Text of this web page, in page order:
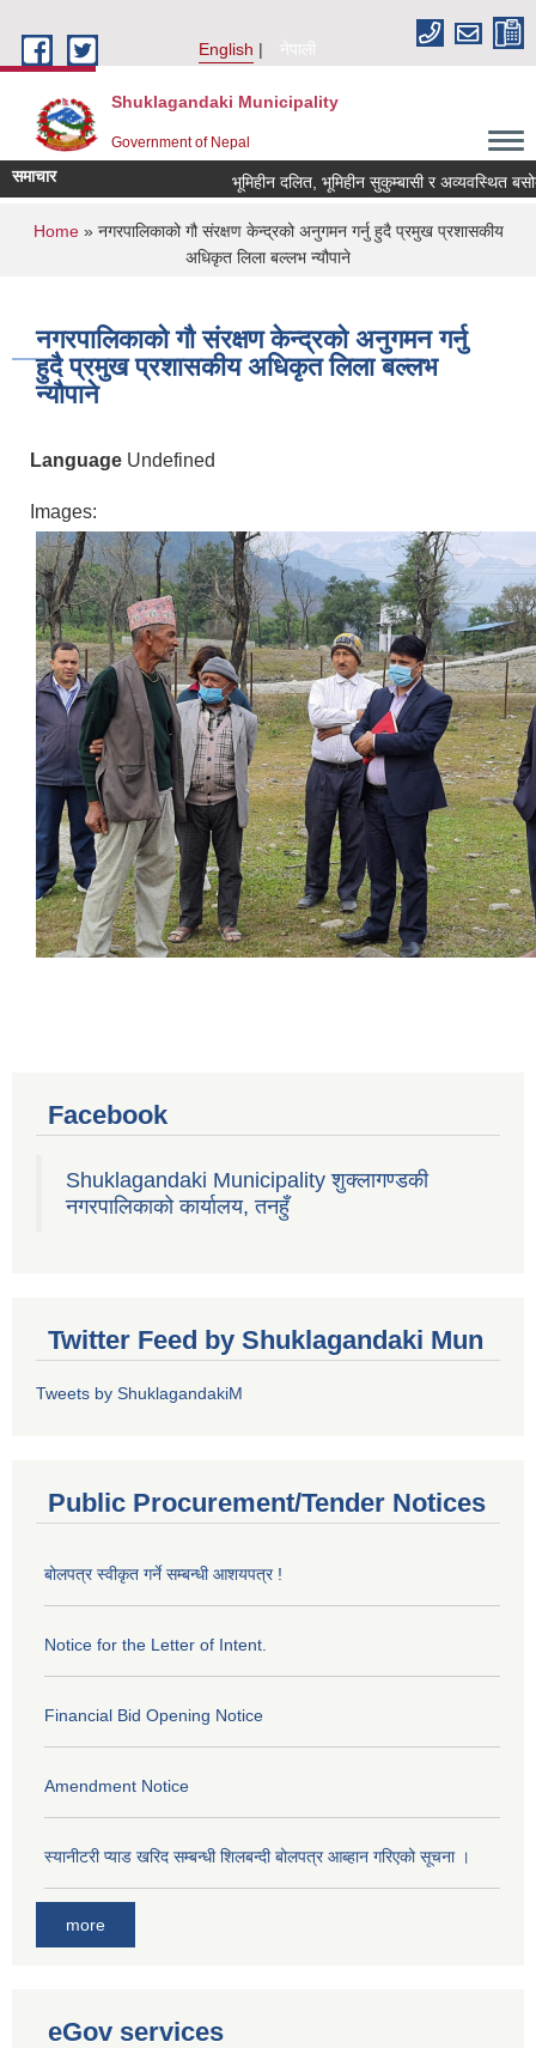
English
नेपाली
Shuklagandaki Municipality
Government of Nepal
समाचार भूमिहीन दलित, भूमिहीन सुकुम्बासी र अव्यवस्थित
You are here
Home» नगरपालिकाको गौ संरक्षण केन्द्रको अनुगमन गर्नु हुदै प्रमुख प्रशासकीय
अधिकृत लिला बल्लभ न्यौपाने
नगरपालिकाको गौ संरक्षण केन्द्रको अनुगमन गर्नु
हुदै प्रमुख प्रशासकीय अधिकृत लिला बल्लभ
न्यौपाने
Language Undefined
Images:
Facebook
Shuklagandaki Municipality शुक्लागण्डकी
नगरपालिकाको कार्यालय, तनहुँ
Twitter Feed by Shuklagandaki Mun
Tweets by ShuklagandakiM
Public Procurement/Tender Notices
बोलपत्र स्वीकृत गर्ने सम्बन्धी आशयपत्र !
Notice for the Letter of Intent.
Financial Bid Opening Notice
Amendment Notice
स्यानीटरी प्याड खरिद सम्बन्धी शिलबन्दी बोलपत्र आब्हान गरिएको सूचना ।
more
eGov services